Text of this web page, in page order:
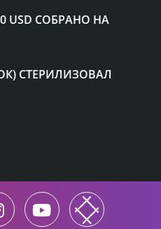
USD СОБРАНО НА
СТЕРИЛИЗОВАЛ